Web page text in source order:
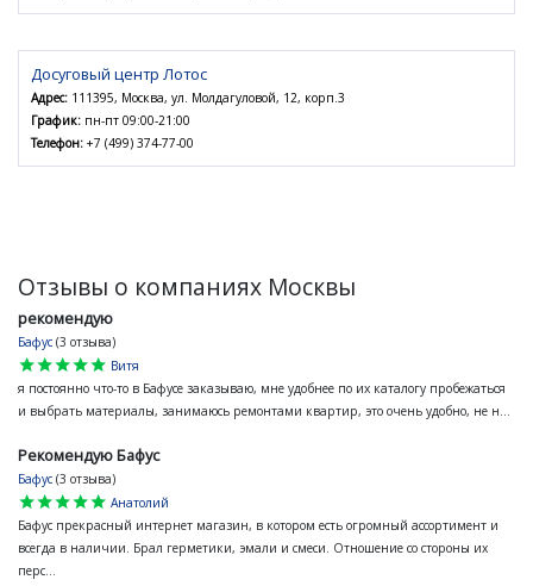
Досуговый центр Лотос
Адрес: 111395, Москва, ул. Молдагуловой, 12, корп.3
График: пн-пт 09:00-21:00
Телефон: +7 (499) 374-77-00
Отзывы о компаниях Москвы
рекомендую
Бафус (3 отзыва)
star
star
star
star
star
Витя
я постоянно что-то в Бафусе заказываю, мне удобнее по их каталогу пробежаться
и выбрать материалы, занимаюсь ремонтами квартир, это очень удобно, не н...
Рекомендую Бафус
Бафус (3 отзыва)
star
star
star
star
star
Анатолий
Бафус прекрасный интернет магазин, в котором есть огромный ассортимент и
всегда в наличии. Брал герметики, эмали и смеси. Отношение со стороны их
перс...